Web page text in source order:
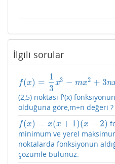
İlgili sorular
f(x) =
1
3 x3 − mx2 + 3n
f(x)=1 3x3 −mx2 +3 nx+1
(2,5) noktası f'(x)
olduğuna göre,m+n değeri ?
f(x) = x(x + 1)(x − 2)
f(x)=x x+ 1)(x− 2)
minimum ve yerel
noktalarda fonksiyonun
çözümle bulunuz.